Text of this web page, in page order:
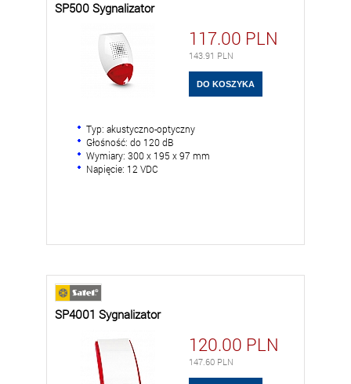
SP500 Sygnalizator
117.00 PLN
143.91 PLN
Typ: akustyczno-optyczny
Głośność: do 120 dB
Wymiary: 300 x 195 x 97 mm
Napięcie: 12 VDC
SP4001 Sygnalizator
120.00 PLN
147.60 PLN